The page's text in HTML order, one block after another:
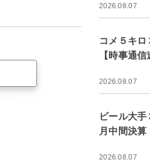
2026.08.07
コメ５キ
【時事通信
2026.08.07
ビール大
月中間決算
2026.08.07